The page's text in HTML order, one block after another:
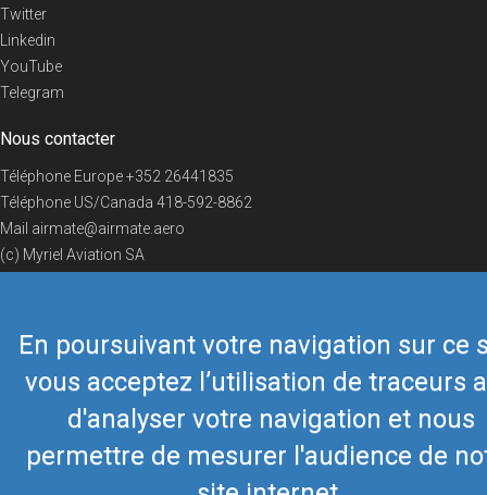
En poursuivant votre navigation sur ce
vous acceptez l’utilisation de traceurs
d'analyser votre navigation et nous
permettre de mesurer l'audience de
Twitter
Linkedin
YouTube
Telegram
Nous contacter
Téléphone Europe+352 26441835
Téléphone US/Canada 418-592-8862
Mail airmate@airmate.aero
(c) Myriel Aviation SA
© 2019 Airmate -Conditions d'utilisation- Vie privée Back to top